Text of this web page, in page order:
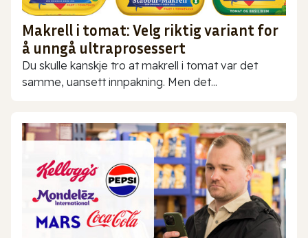
Makrell i tomat: Velg riktig variant for
å unngå ultraprosessert
Du skulle kanskje tro at makrell i tomat var det
samme, uansett innpakning. Men det...